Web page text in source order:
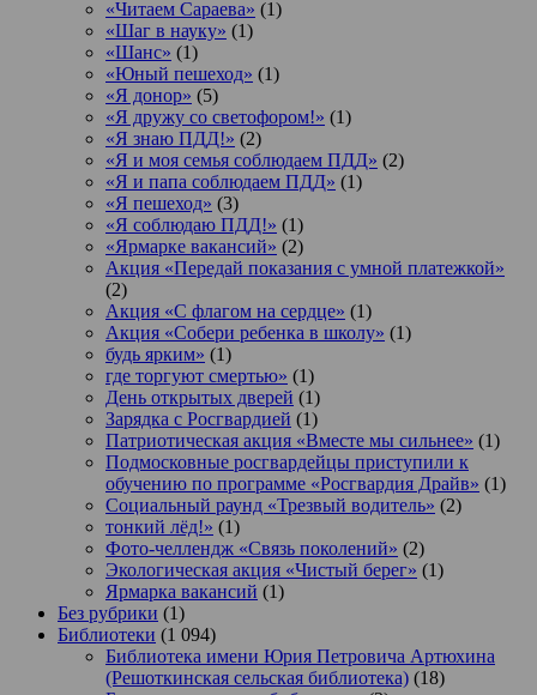
«Читаем Сараева» (1)
«Шаг в науку» (1)
«Шанс» (1)
«Юный пешеход» (1)
«Я донор» (5)
«Я дружу со светофором!» (1)
«Я знаю ПДД!» (2)
«Я и моя семья соблюдаем ПДД» (2)
«Я и папа соблюдаем ПДД» (1)
«Я пешеход» (3)
«Я соблюдаю ПДД!» (1)
«Ярмарке вакансий» (2)
Акция «Передай показания с умной платежкой»
(2)
Акция «С флагом на сердце» (1)
Акция «Собери ребенка в школу» (1)
будь ярким» (1)
где торгуют смертью» (1)
День открытых дверей (1)
Зарядка с Росгвардией (1)
Патриотическая акция «Вместе мы сильнее» (1)
Подмосковные росгвардейцы приступили к
обучению по программе «Росгвардия Драйв» (1)
Социальный раунд «Трезвый водитель» (2)
тонкий лёд!» (1)
Фото-челлендж «Связь поколений» (2)
Экологическая акция «Чистый берег» (1)
Ярмарка вакансий (1)
Без рубрики (1)
Библиотеки (1 094)
Библиотека имени Юрия Петровича Артюхина
(Решоткинская сельская библиотека) (18)